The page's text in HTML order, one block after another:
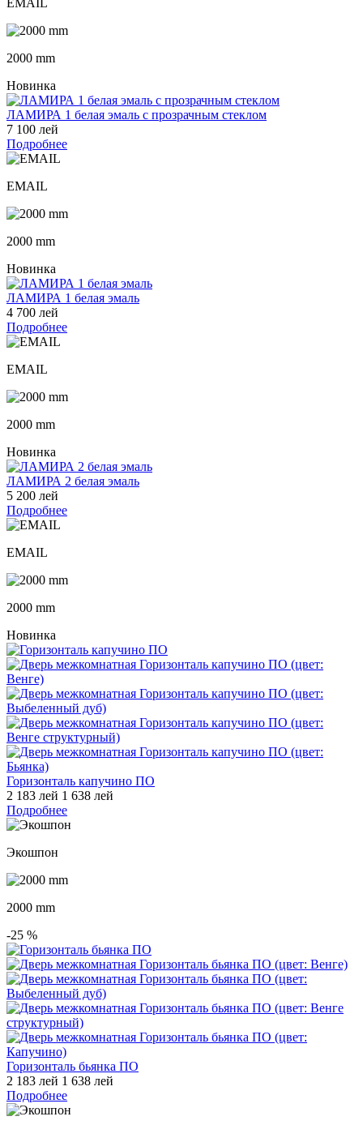
2000 mm
Новинка
ЛАМИРА 1 белая эмаль с прозрачным стеклом
7 100 лей
Подробнее
EMAIL
2000 mm
Новинка
ЛАМИРА 1 белая эмаль
4 700 лей
Подробнее
EMAIL
2000 mm
Новинка
ЛАМИРА 2 белая эмаль
5 200 лей
Подробнее
EMAIL
2000 mm
Новинка
Горизонталь капучино ПО
2 183 лей 1 638 лей
Подробнее
Экошпон
2000 mm
-25 %
Горизонталь бьянка ПО
2 183 лей 1 638 лей
Подробнее